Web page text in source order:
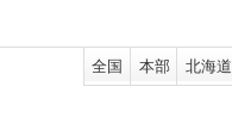
全国 本部 北海道